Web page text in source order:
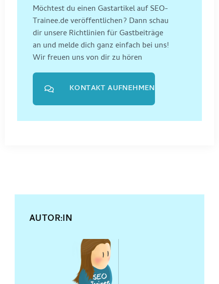
Möchtest du einen Gastartikel auf SEO-
Trainee.de veröffentlichen? Dann schau
dir unsere Richtlinien für Gastbeiträge
an und melde dich ganz einfach bei uns!
Wir freuen uns von dir zu hören
KONTAKT AUFNEHMEN
AUTOR:IN